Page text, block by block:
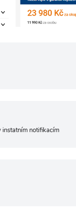
notifikacím